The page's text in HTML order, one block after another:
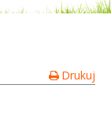
Drukuj